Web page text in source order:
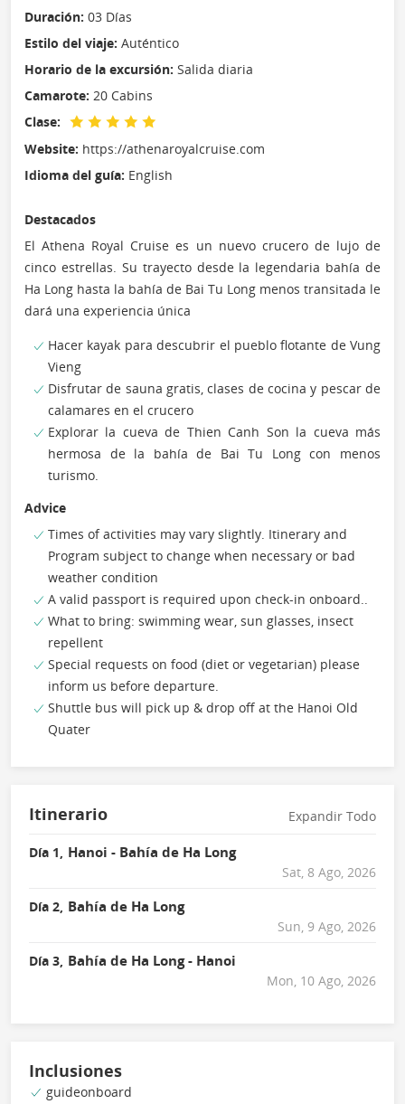
Duración: 03 Días
Estilo del viaje: Auténtico
Horario de la excursión: Salida diaria
Camarote: 20 Cabins
Clase:
Website: https://athenaroyalcruise.com
Idioma del guía: English
Destacados
El Athena Royal Cruise es un nuevo crucero de lujo de
cinco estrellas. Su trayecto desde la legendaria bahía de
Ha Long hasta la bahía de Bai Tu Long menos transitada le
dará una experiencia única
Hacer kayak para descubrir el pueblo flotante de Vung
Vieng
Disfrutar de sauna gratis, clases de cocina y pescar de
calamares en el crucero
Explorar la cueva de Thien Canh Son la cueva más
hermosa de la bahía de Bai Tu Long con menos
turismo.
Advice
Times of activities may vary slightly. Itinerary and
Program subject to change when necessary or bad
weather condition
A valid passport is required upon check-in onboard..
What to bring: swimming wear, sun glasses, insect
repellent
Special requests on food (diet or vegetarian) please
inform us before departure.
Shuttle bus will pick up & drop off at the Hanoi Old
Quater
Itinerario Expandir Todo
Día 1, Hanoi - Bahía de Ha Long
Sat, 8 Ago, 2026
Día 2, Bahía de Ha Long
Sun, 9 Ago, 2026
Día 3, Bahía de Ha Long - Hanoi
Mon, 10 Ago, 2026
Inclusiones
guideonboard